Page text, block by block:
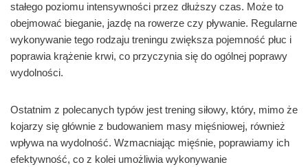
stałego poziomu intensywności przez dłuższy czas. Może to
obejmować bieganie, jazdę na rowerze czy pływanie. Regularne
wykonywanie tego rodzaju treningu zwiększa pojemność płuc i
poprawia krążenie krwi, co przyczynia się do ogólnej poprawy
wydolności.
Ostatnim z polecanych typów jest trening siłowy, który, mimo że
kojarzy się głównie z budowaniem masy mięśniowej, również
wpływa na wydolność. Wzmacniając mięśnie, poprawiamy ich
efektywność, co z kolei umożliwia wykonywanie